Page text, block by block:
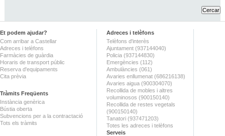
Et podem ajudar?
Com arribar a Castellar
Adreces i telèfons
Farmàcies de guàrdia
Horaris de transport públic
Reserva d'equipaments
Cita prèvia
Tràmits Freqüents
Instància genèrica
Bústia oberta
Subvencions per a la contractació
Tots els tràmits
Adreces i telèfons
Telèfons d'interès
Ajuntament (937144040)
Policia (937144830)
Emergències (112)
Ambulàncies (061)
Avaries enllumenat (686216138)
Avaries aigua (900304070)
Recollida de mobles i altres
voluminosos (900150140)
Recollida de restes vegetals
(900150140)
Tanatori (937471203)
Totes les adreces i telèfons
Serveis